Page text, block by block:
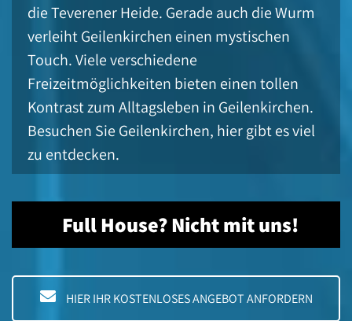
die Teverener Heide. Gerade auch die Wurm
verleiht Geilenkirchen einen mystischen
Touch. Viele verschiedene
Freizeitmöglichkeiten bieten einen tollen
Kontrast zum Alltagsleben in Geilenkirchen.
Besuchen Sie Geilenkirchen, hier gibt es viel
zu entdecken.
Full House? Nicht mit uns!
HIER IHR KOSTENLOSES ANGEBOT ANFORDERN